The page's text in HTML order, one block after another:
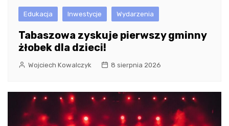
Edukacja Inwestycje Wydarzenia
Tabaszowa zyskuje pierwszy gminny
żłobek dla dzieci!
Wojciech Kowalczyk 8 sierpnia 2026